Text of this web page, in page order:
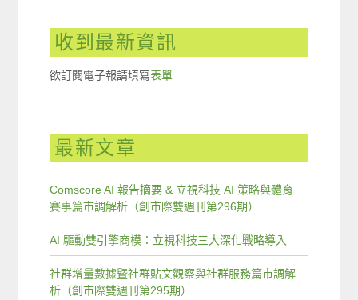
收到最新資訊
欲訂閱電子報請填寫表單
最新文章
Comscore AI 報告摘要 & 立視科技 AI 策略與體育
賽事篇市調解析（創市際雙週刊第296期）
AI 驅動雙引擎商模：立視科技三大深化戰略導入
社群增量數據暨社群貼文觀察與社群服務篇市調解
析（創市際雙週刊第295期）